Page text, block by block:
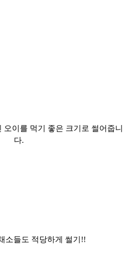
오이를 먹기 좋은 크기로 썰어줍니
다.
소들도 적당하게 썰기!!